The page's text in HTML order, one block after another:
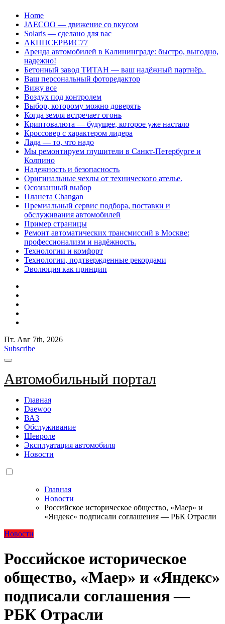
Перейти
содержанию
Home
JAECOO — движение со вкусом
Solaris — сделано для вас
АКППСЕРВИС77
Аренда автомобилей в Калининграде: быстро, выгодно,
надежно!
Бетонный завод ТИТАН — ваш надёжный партнёр.
Ваш персональный фоторедактор
Вижу все
Воздух под контролем
Выбор, которому можно доверять
Когда земля встречает огонь
Криптовалюта — будущее, которое уже настало
Кроссовер с характером лидера
Лада — то, что надо
Мы ремонтируем глушители в Санкт-Петербурге и
Колпино
Надежность и безопасность
Оригинальные чехлы от технического ателье.
Осознанный выбор
Планета Changan
Премиальный сервис подбора, поставки и
обслуживания автомобилей
Пример страницы
Ремонт автоматических трансмиссий в Москве:
профессионализм и надёжность.
Технологии и комфорт
Технологии, подтвержденные рекордами
Эволюция как принцип
Пт. Авг 7th, 2026
Subscribe
Автомобильный портал
Главная
Daewoo
ВАЗ
Обслуживание
Шевроле
Эксплуатация автомобиля
Новости
Главная
Новости
Российское историческое общество, «Маер» и
«Яндекс» подписали соглашения — РБК Отрасли
Новости
Российское историческое
общество, «Маер» и «Яндекс»
подписали соглашения —
РБК Отрасли